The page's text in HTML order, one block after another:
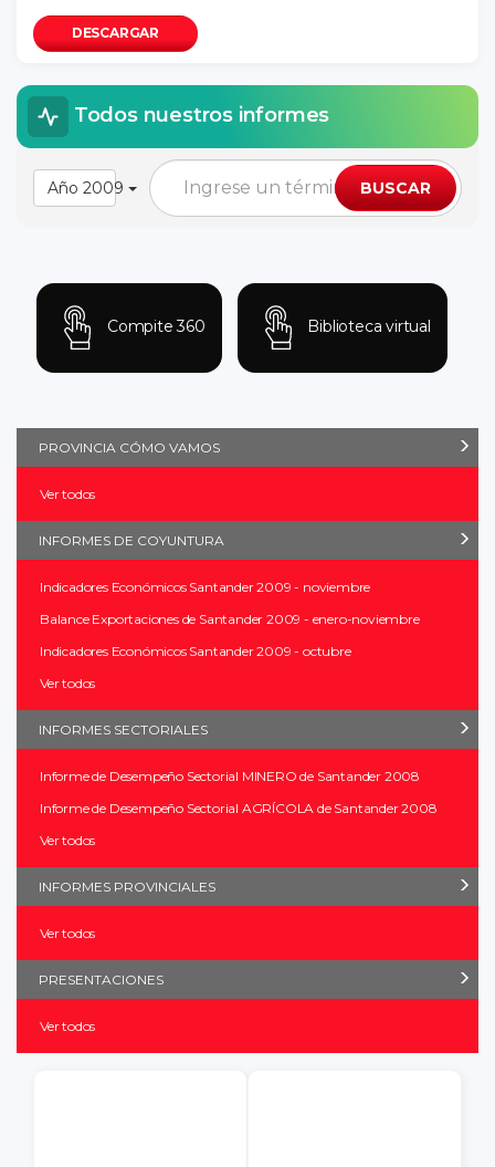
DESCARGAR
Todos nuestros informes
Año 2009 BUSCAR
Compite 360 Biblioteca virtual
PROVINCIA CÓMO VAMOS
Ver todos
INFORMES DE COYUNTURA
Indicadores Económicos Santander 2009 - noviembre
Balance Exportaciones de Santander 2009 - enero-noviembre
Indicadores Económicos Santander 2009 - octubre
Ver todos
INFORMES SECTORIALES
Informe de Desempeño Sectorial MINERO de Santander 2008
Informe de Desempeño Sectorial AGRÍCOLA de Santander 2008
Ver todos
INFORMES PROVINCIALES
Ver todos
PRESENTACIONES
Ver todos